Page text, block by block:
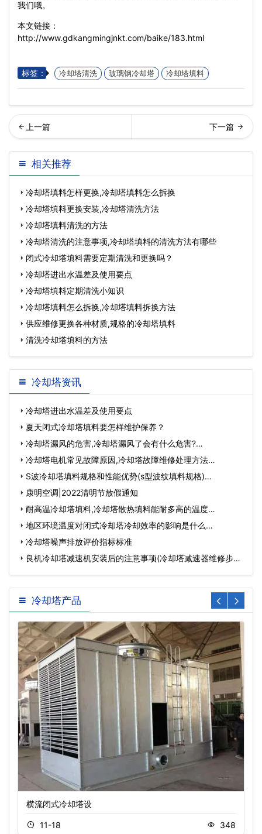
我们哦。
本文链接：
http://www.gdkangmingjnkt.com/baike/183.html
标签： 冷却塔清洗 玻璃钢冷却塔 冷却塔填料
却塔水轮机改造的优势… 却塔试运转如何进行?
相关推荐
冷却塔填料怎样更换,冷却塔填料怎么拆换
冷却塔填料更换安装,冷却塔清洗方法
冷却塔填料清洗的方法
冷却塔清洗的注意事项,冷却塔填料的清洗方法有哪些
闭式冷却塔填料需要定期清洗和更换吗？
冷却塔进出水温差及使用要点
冷却塔填料定期清洗小知识
冷却塔填料怎么拆换,冷却塔填料拆换方法
供应维修更换各种材质,规格的冷却塔填料
清洗冷却塔填料的方法
冷却塔资讯
冷却塔进出水温差及使用要点
夏天闭式冷却塔填料要怎样维护保养？
冷却塔漏风的危害,冷却塔漏风了会有什么危害?…
冷却塔电机常见故障原因,冷却塔故障维修处理方法…
S波冷却塔填料规格和性能优势(s型波纹填料规格)…
康明空调|2022清明节放假通知
耐高温冷却塔填料,冷却塔散热填料能耐多高的温度…
地区环境温度对闭式冷却塔冷却效率的影响是什么…
冷却塔噪声排放评价指标标准
良机冷却塔减速机安装后的注意事项(冷却塔减速器维修步骤)
…
冷却塔产品
横流闭式冷却塔设
11-18 348